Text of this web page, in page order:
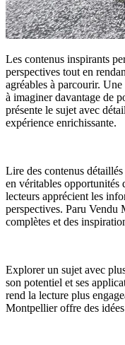
Les contenus inspirants
perspectives tout en
agréables à parcourir.
à imaginer davantage de
présente le sujet avec
expérience enrichissante.
Lire des contenus
en véritables opportunités
lecteurs apprécient les
perspectives. Paru Vendu
complètes et des
Explorer un sujet avec
son potentiel et ses
rend la lecture plus
Montpellier offre des